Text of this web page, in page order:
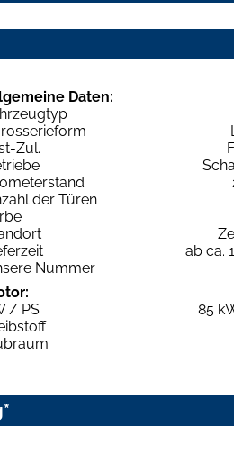
Daten:
Zul.
der Türen
ab ca.
Nummer
/ PS
85